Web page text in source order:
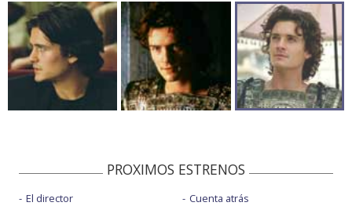
PROXIMOS ESTRENOS
El director
Cuenta atrás